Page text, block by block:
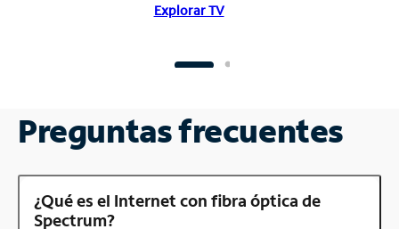
Explorar TV
Preguntas frecuentes
¿Qué es el Internet con fibra óptica de
Spectrum?